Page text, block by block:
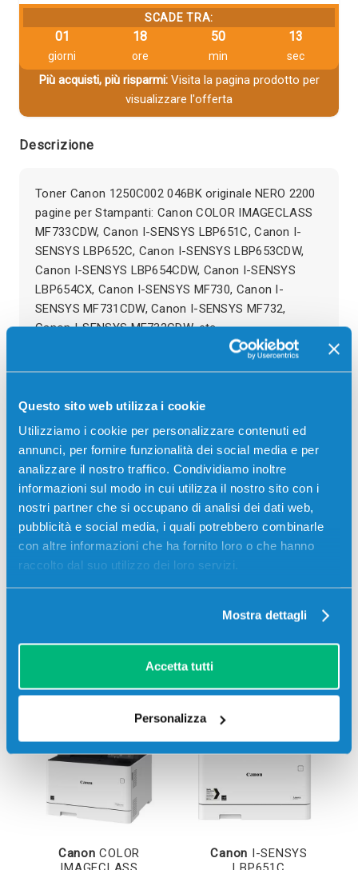
Questo sito web utilizza i cookie
Utilizziamo i cookie per personalizzare contenuti ed
annunci, per fornire funzionalità dei social media e per
analizzare il nostro traffico. Condividiamo inoltre
informazioni sul modo in cui utilizza il nostro sito con i
nostri partner che si occupano di analisi dei dati web,
pubblicità e social media, i quali potrebbero combinarle
con altre informazioni che ha fornito loro o che hanno
raccolto dal suo utilizzo dei loro servizi.
Mostra dettagli
Accetta tutti
Personalizza
SCADE TRA:
01
giorni
18
ore
50
min
13
sec
Più acquisti, più risparmi:Visita la pagina prodotto per
visualizzare l'offerta
Descrizione
Toner Canon 1250C002 046BK originale NERO 2200
pagine per Stampanti: Canon COLOR IMAGECLASS
MF733CDW, Canon I-SENSYS LBP651C, Canon I-
SENSYS LBP652C, Canon I-SENSYS LBP653CDW,
Canon I-SENSYS LBP654CDW, Canon I-SENSYS
LBP654CX, Canon I-SENSYS MF730, Canon I-
SENSYS MF731CDW, Canon I-SENSYS MF732,
Canon I-SENSYS MF732CDW, etc.
Stampanti compatibili
Canon COLOR
Canon I-SENSYS